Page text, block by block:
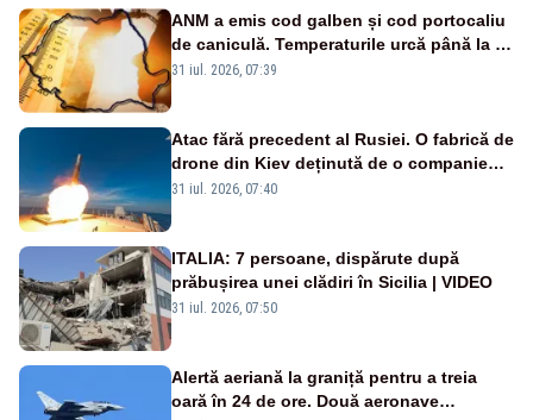
ANM a emis cod galben și cod portocaliu
de caniculă. Temperaturile urcă până la 38
de grade, iar nopțile devin tropicale
31 iul. 2026, 07:39
Atac fără precedent al Rusiei. O fabrică de
drone din Kiev deținută de o companie
americană, distrusă de o rachetă
31 iul. 2026, 07:40
ITALIA: 7 persoane, dispărute după
prăbușirea unei clădiri în Sicilia | VIDEO
31 iul. 2026, 07:50
Alertă aeriană la graniță pentru a treia
oară în 24 de ore. Două aeronave